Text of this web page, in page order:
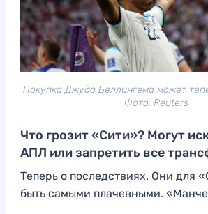
Покупка Джуда Беллингема может
Фото: Reuters
Что грозит «Сити»? Могут
АПЛ или запретить все
Теперь о последствиях. Они для
быть самыми плачевными.